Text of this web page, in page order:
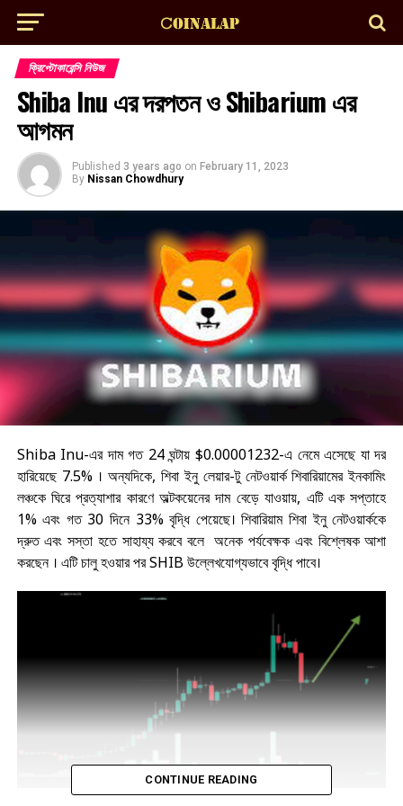
ক্রিপ্টোকারেন্সি নিউজ
Shiba Inu এর দরপতন ও Shibarium এর
আগমন
Published 3 years ago on February 11, 2023
By Nissan Chowdhury
Shiba Inu-এর দাম গত 24 ঘন্টায় $0.00001232-এ নেমে এসেছে যা দর
হারিয়েছে 7.5% । অন্যদিকে, শিবা ইনু লেয়ার-টু নেটওয়ার্ক শিবারিয়ামের ইনকামিং
লঞ্চকে ঘিরে প্রত্যাশার কারণে অল্টকয়েনের দাম বেড়ে যাওয়ায়, এটি এক সপ্তাহে
1% এবং গত 30 দিনে 33% বৃদ্ধি পেয়েছে। শিবারিয়াম শিবা ইনু নেটওয়ার্ককে
দ্রুত এবং সস্তা হতে সাহায্য করবে বলে অনেক পর্যবেক্ষক এবং বিশ্লেষক আশা
করছেন । এটি চালু হওয়ার পর SHIB উল্লেখযোগ্যভাবে বৃদ্ধি পাবে।
CONTINUE READING